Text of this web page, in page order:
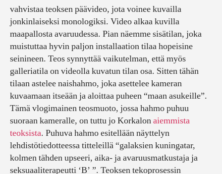
vahvistaa teoksen päävideo, jota voinee kuvailla
jonkinlaiseksi monologiksi. Video alkaa kuvilla
maapallosta avaruudessa. Pian näemme sisätilan, joka
muistuttaa hyvin paljon installaation tilaa hopeisine
seinineen. Teos synnyttää vaikutelman, että myös
galleriatila on videolla kuvatun tilan osa. Sitten tähän
tilaan astelee naishahmo, joka asettelee kameran
kuvaamaan itseään ja aloittaa puheen “maan asukeille”.
Tämä vlogimainen teosmuoto, jossa hahmo puhuu
suoraan kameralle, on tuttu jo Korkalonaiemmista
teoksista. Puhuva hahmo esitellään näyttelyn
lehdistötiedotteessa titteleillä “galaksien kuningatar,
kolmen tähden upseeri, aika- ja avaruusmatkustaja ja
seksuaaliterapeutti ‘B’ ”. Teoksen tekoprosessin